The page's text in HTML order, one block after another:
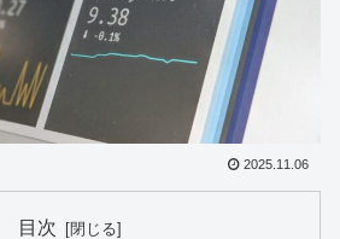
2025.11.06
目次